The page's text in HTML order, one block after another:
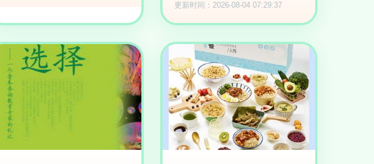
更新时间：2026-08-04 07:29:37